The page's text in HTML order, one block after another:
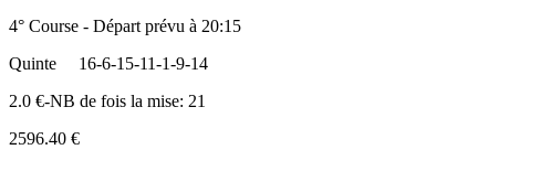
4° Course - Départ prévu à 20:15
Quinte
16-6-15-11-1-9-14
2.0 €-NB de fois la mise: 21
2596.40 €